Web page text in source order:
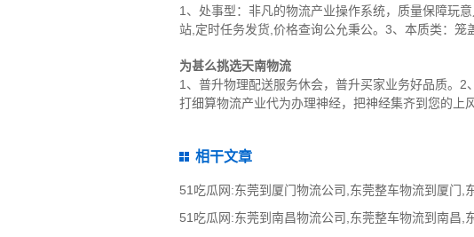
1、处事型：非凡的物流产业操作系统，质量保障玩
站,定时任务发货,价格查询公允秉公。3、本质类：笼
为甚么挑选天南物流
1、普升物理配送服务休会，普升买家业务好品质。
打细算物流产业代为办理神经，把神经集齐到您的上
相干文章